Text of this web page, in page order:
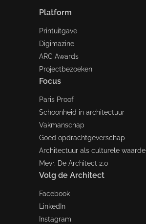
Platform
Printuitgave
Digimazine
ARC Awards
Projectbezoeken
Focus
Paris Proof
Schoonheid in architectuur
Vakmanschap
Goed opdrachtgeverschap
Architectuur als culturele waarde
Mevr. De Architect 2.0
Volg de Architect
Facebook
LinkedIn
Instagram